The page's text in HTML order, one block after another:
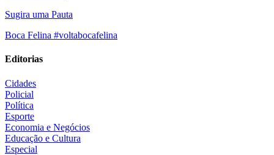
Sugira uma Pauta
Boca Felina #voltabocafelina
Editorias
Cidades
Policial
Política
Esporte
Economia e Negócios
Educação e Cultura
Especial